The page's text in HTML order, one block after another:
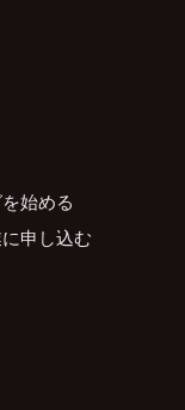
始める
申し込む